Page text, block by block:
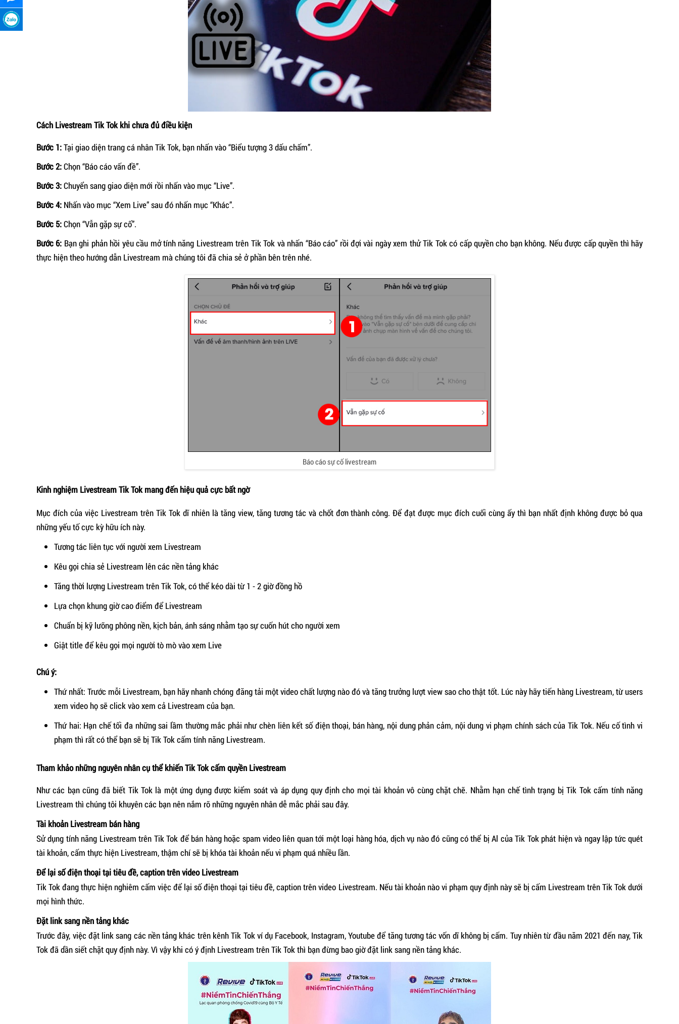
Cách Livestream Tik Tok khi chưa đủ điều kiện
Bước 1:Tại giao diện trang cá nhân Tik Tok, bạn nhấn vào “Biểu tượng 3 dấu chấm”.
Bước 2:Chọn “Báo cáo vấn đề”.
Bước 3:Chuyển sang giao diện mới rồi nhấn vào mục “Live”.
Bước 4: Nhấn vào mục “Xem Live” sau đó nhấn mục “Khác”.
Bước 5:Chọn “Vẫn gặp sự cố”.
Bước 6: Bạn ghi phản hồi yêu cầu mở tính năng Livestream trên Tik Tok và nhấn “Báo cáo” rồi đợi vài ngày xem thử Tik Tok có cấp quyền cho bạn không. Nếu được cấp quyền thì hãy
thực hiện theo hướng dẫn Livestream mà chúng tôi đã chia sẻ ở phần bên trên nhé.
Báo cáo sự cố livestream
Kinh nghiệm Livestream Tik Tok mang đến hiệu quả cực bất ngờ
Mục đích của việc Livestream trên Tik Tok dĩ nhiên là tăng view, tăng tương tác và chốt đơn thành công. Để đạt được mục đích cuối cùng ấy thì bạn nhất định không được bỏ qua
những yếu tố cực kỳ hữu ích này.
Tương tác liên tục với người xem Livestream
Kêu gọi chia sẻ Livestream lên các nền tảng khác
Tăng thời lượng Livestream trên Tik Tok, có thể kéo dài từ 1 - 2 giờ đồng hồ
Lựa chọn khung giờ cao điểm để Livestream
Chuẩn bị kỹ lưỡng phông nền, kịch bản, ánh sáng nhằm tạo sự cuốn hút cho người xem
Giật title để kêu gọi mọi người tò mò vào xem Live
Chú ý:
Thứ nhất: Trước mỗi Livestream, bạn hãy nhanh chóng đăng tải một video chất lượng nào đó và tăng trưởng lượt view sao cho thật tốt. Lúc này hãy tiến hàng Livestream, từ users
xem video họ sẽ click vào xem cả Livestream của bạn.
Thứ hai: Hạn chế tối đa những sai lầm thường mắc phải như chèn liên kết số điện thoại, bán hàng, nội dung phản cảm, nội dung vi phạm chính sách của Tik Tok. Nếu cố tình vi
phạm thì rất có thể bạn sẽ bị Tik Tok cấm tính năng Livestream.
Tham khảo những nguyên nhân cụ thể khiến Tik Tok cấm quyền Livestream
Như các bạn cũng đã biết Tik Tok là một ứng dụng được kiểm soát và áp dụng quy định cho mọi tài khoản vô cùng chặt chẽ. Nhằm hạn chế tình trạng bị Tik Tok cấm tính năng
Livestream thì chúng tôi khuyên các bạn nên nắm rõ những nguyên nhân dễ mắc phải sau đây.
Tài khoản Livestream bán hàng
Sử dụng tính năng Livestream trên Tik Tok để bán hàng hoặc spam video liên quan tới một loại hàng hóa, dịch vụ nào đó cũng có thể bị Al của Tik Tok phát hiện và ngay lập tức quét
tài khoản, cấm thực hiện Livestream, thậm chí sẽ bị khóa tài khoản nếu vi phạm quá nhiều lần.
Để lại số điện thoại tại tiêu đề, caption trên video Livestream
Tik Tok đang thực hiện nghiêm cấm việc để lại số điện thoại tại tiêu đề, caption trên video Livestream. Nếu tài khoản nào vi phạm quy định này sẽ bị cấm Livestream trên Tik Tok dưới
mọi hình thức.
Đặt link sang nền tảng khác
Trước đây, việc đặt link sang các nền tảng khác trên kênh Tik Tok ví dụ Facebook, Instagram, Youtube để tăng tương tác vốn dĩ không bị cấm. Tuy nhiên từ đầu năm 2021 đến nay, Tik
Tok đã dần siết chặt quy định này. Vì vậy khi có ý định Livestream trên Tik Tok thì bạn đừng bao giờ đặt link sang nền tảng khác.